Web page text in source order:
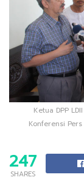
Ketua DPP
Konferensi Pers
247
SHARES